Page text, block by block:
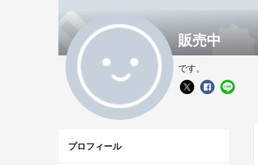
販売中
です。
プロフィール